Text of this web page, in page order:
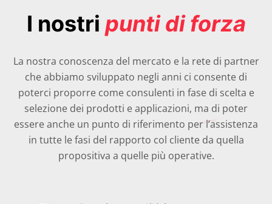
I nostri punti di forza
La nostra conoscenza del mercato e la rete di partner
che abbiamo sviluppato negli anni ci consente di
poterci proporre come consulenti in fase di scelta e
selezione dei prodotti e applicazioni, ma di poter
essere anche un punto di riferimento per l’assistenza
in tutte le fasi del rapporto col cliente da quella
propositiva a quelle più operative.